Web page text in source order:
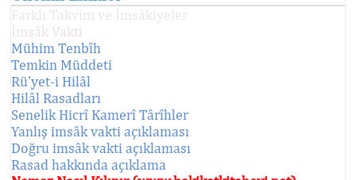
Farklı Takvim ve İmsâkiyeler
İmsâk Vakti
Mühim Tenbîh
Temkin Müddeti
Rü'yet-i Hilâl
Hilâl Rasadları
Senelik Hicrî Kamerî Târîhler
Yanlış imsâk vakti açıklaması
Doğru imsâk vakti açıklaması
Rasad hakkında açıklama